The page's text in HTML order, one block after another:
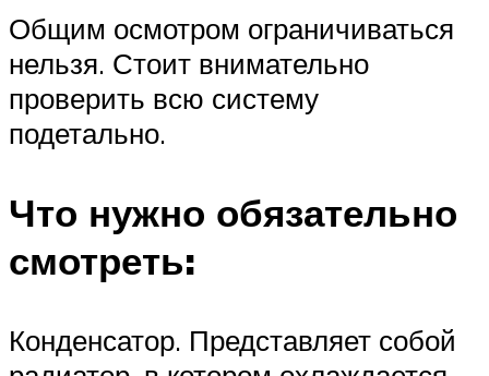
Общим осмотром ограничиваться
нельзя. Стоит внимательно
проверить всю систему
подетально.
Что нужно обязательно
смотреть:
Конденсатор. Представляет собой